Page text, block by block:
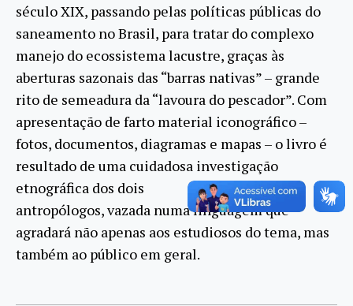
século XIX, passando pelas políticas públicas do
saneamento no Brasil, para tratar do complexo
manejo do ecossistema lacustre, graças às
aberturas sazonais das “barras nativas” – grande
rito de semeadura da “lavoura do pescador”. Com
apresentação de farto material iconográfico –
fotos, documentos, diagramas e mapas – o livro é
resultado de uma cuidadosa investigação
etnográfica dos dois
antropólogos, vazada numa linguagem que
agradará não apenas aos estudiosos do tema, mas
também ao público em geral.